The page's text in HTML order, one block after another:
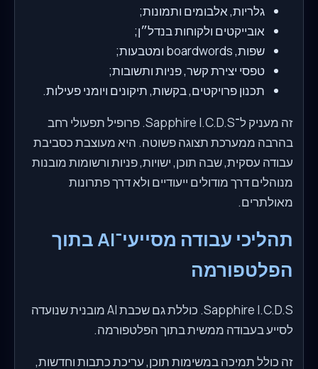
גלריות, אלבומים ותמונות;
אובייקטים ולקוחות בנדל״ן;
שפות, boardwords ומטבעות;
טפסי יצירת קשר, פניות ותשובות;
תכנון פרויקטים, בקשות, תיקונים ויומני פעילות.
זה מעניק ל־Sapphire I.C.D.S. פרופיל תפעולי רחב
בהרבה ממערכת תצוגה פשוטה. היא מעוצבת כסביבת
עבודה עסקית, שבה תוכן, ישויות, פניות ורשומות מובנות
מנוהלים דרך מודולים ייעודיים ולא דרך פתרונות
מאולתרים.
תהליכי עבודה מסייעי־AI בתוך
הפלטפורמה
Sapphire I.C.D.S. כוללת גם שכבת AI מובנית שנועדה
לסייע בעבודה ממשית בתוך הפלטפורמה.
זה כולל תמיכה במשימות תוכן, עריכת כתבות וחדשות,